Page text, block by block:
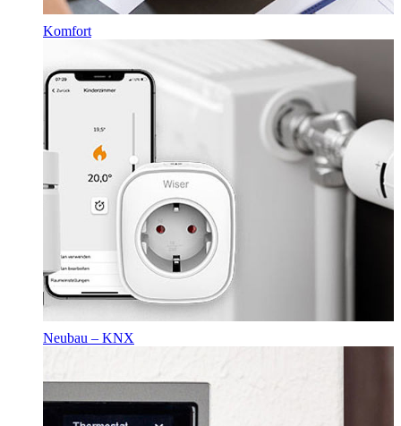
Komfort
Neubau – KNX